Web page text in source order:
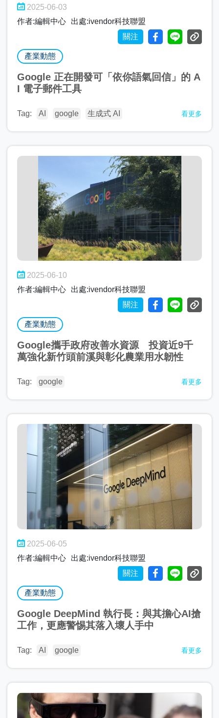
2025-06-03
作者:編輯中心
出處:ivendor科技聯盟
關注
產業動態
Google 正在開發可「依你語氣回信」的 A
I 電子郵件工具
Tag: AI google 生成式 AI 看更多
2025-06-10
作者:編輯中心
出處:ivendor科技聯盟
關注
產業動態
Google攜手政府改善水資源 投資近9千
萬強化新竹頭前溪與彰化農業用水韌性
Tag: google 看更多
2025-06-05
作者:編輯中心
出處:ivendor科技聯盟
關注
產業動態
Google DeepMind 執行長：與其擔心AI搶
工作，更應警惕其落入壞人手中
Tag: AI google 看更多